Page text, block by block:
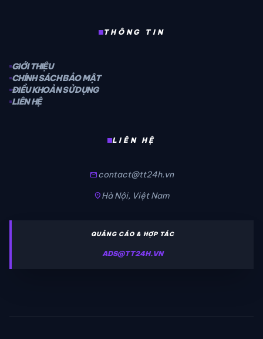
THÔNG TIN
GIỚI THIỆU
CHÍNH SÁCH BẢO MẬT
ĐIỀU KHOẢN SỬ DỤNG
LIÊN HỆ
LIÊN HỆ
mailcontact@tt24h.vn
location_onHà Nội, Việt Nam
QUẢNG CÁO & HỢP TÁC
ADS@TT24H.VN